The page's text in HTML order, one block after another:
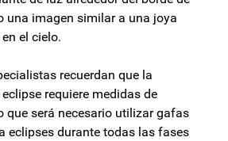
una imagen similar a una joya
el cielo.
recuerdan que la
requiere medidas de
que será necesario utilizar gafas
eclipses durante todas las fases